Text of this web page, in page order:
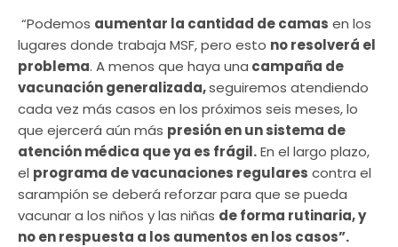
“Podemos aumentar la cantidad de camas en los
lugares donde trabaja MSF, pero esto no resolverá el
problema. A menos que haya una campaña de
vacunación generalizada,seguiremos atendiendo
cada vez más casos en los próximos seis meses, lo
que ejercerá aún más presión en un sistema de
atención médica que ya es frágil.En el largo plazo,
el programa de vacunaciones regulares contra el
sarampión se deberá reforzar para que se pueda
vacunar a los niños y las niñas de forma rutinaria, y
no en respuesta a los aumentos en los casos”.